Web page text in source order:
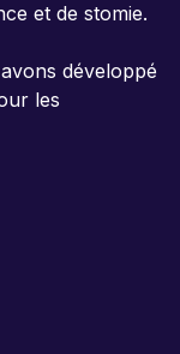
et de stomie.
développé
les